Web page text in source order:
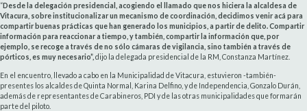
“Desde la delegación presidencial, acogiendo el llamado que nos hiciera la alcaldesa de
Vitacura, sobre institucionalizar un mecanismo de coordinación, decidimos venir acá para
compartir buenas prácticas que han generado los municipios, a partir de delito. Compartir
información para reaccionar a tiempo, y también, compartir la información que, por
ejemplo, se recoge a través de no sólo cámaras de vigilancia, sino también a través de
pórticos, es muy necesario”, dijo la delegada presidencial de la RM, Constanza Martínez.
En el encuentro, llevado a cabo en la Municipalidad de Vitacura, estuvieron -también-
presentes los alcaldes de Quinta Normal, Karina Delfino, y de Independencia, Gonzalo Durán,
además de representantes de Carabineros, PDI y de las otras municipalidades que formarán
parte del piloto.